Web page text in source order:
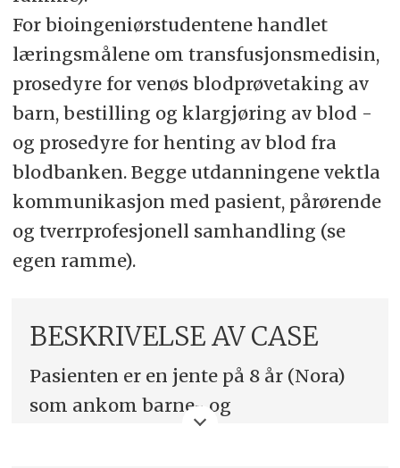
For bioingeniørstudentene handlet
læringsmålene om transfusjonsmedisin,
prosedyre for venøs blodprøvetaking av
barn, bestilling og klargjøring av blod -
og prosedyre for henting av blod fra
blodbanken. Begge utdanningene vektla
kommunikasjon med pasient, pårørende
og tverrprofesjonell samhandling (se
egen ramme).
BESKRIVELSE AV CASE
Pasienten er en jente på 8 år (Nora)
som ankom barne- og